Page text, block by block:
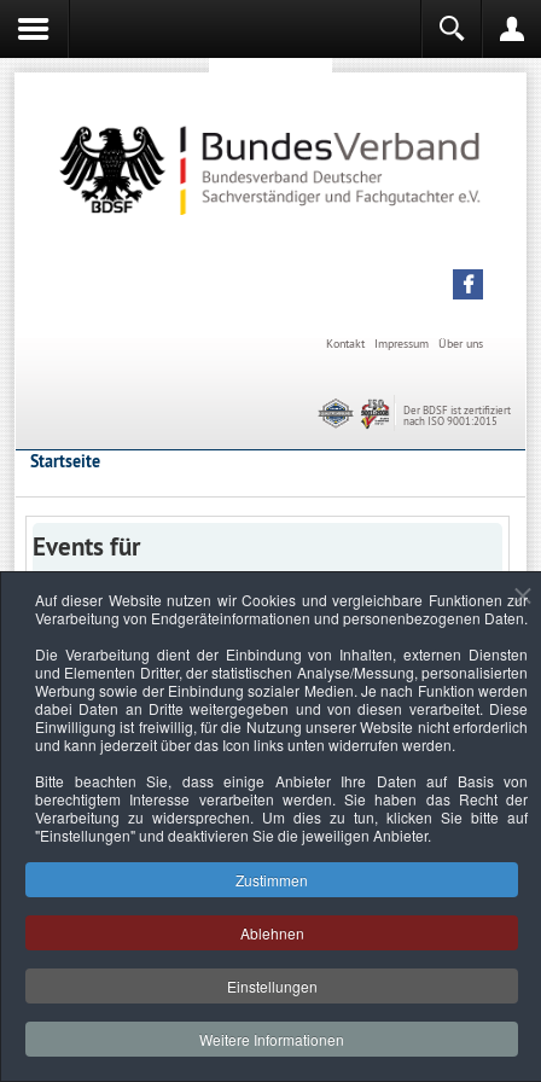
Über uns
Impressum
Kontakt
Der BDSF ist zertifiziert
nach ISO 9001:2015
Startseite
Events für
Keine Termine
Datenschutzerklärung Urheberrechtsnachweise Nachhaltigkeit
Copyright © 2026. Bundesverband Deutscher
Sachverständiger und Fachgutachter e.V..
Auf dieser Website nutzen wir Cookies und vergleichbare Funktionen zur
Verarbeitung von Endgeräteinformationen und personenbezogenen Daten.
Die Verarbeitung dient der Einbindung von Inhalten, externen Diensten
und Elementen Dritter, der statistischen Analyse/Messung, personalisierten
Werbung sowie der Einbindung sozialer Medien. Je nach Funktion werden
dabei Daten an Dritte weitergegeben und von diesen verarbeitet. Diese
Einwilligung ist freiwillig, für die Nutzung unserer Website nicht erforderlich
und kann jederzeit über das Icon links unten widerrufen werden.
Bitte beachten Sie, dass einige Anbieter Ihre Daten auf Basis von
berechtigtem Interesse verarbeiten werden. Sie haben das Recht der
Verarbeitung zu widersprechen. Um dies zu tun, klicken Sie bitte auf
"Einstellungen"und deaktivieren Sie die jeweiligen Anbieter.
Zustimmen
Ablehnen
Einstellungen
Weitere Informationen